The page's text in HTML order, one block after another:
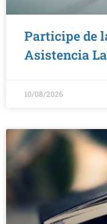
Participe de
Asistencia
10/08/2026